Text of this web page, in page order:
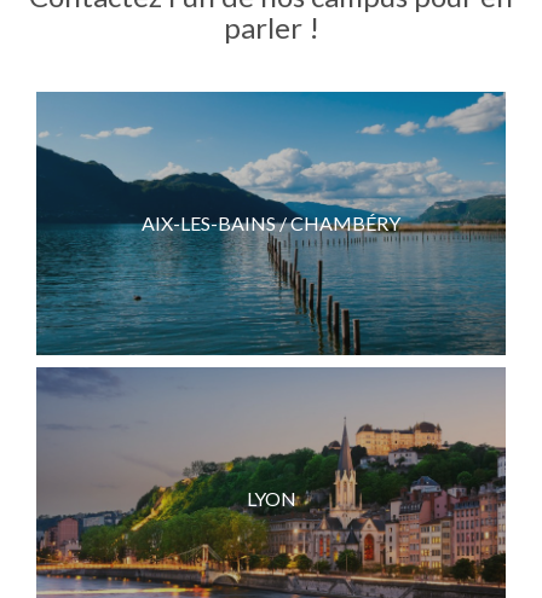
parler !
AIX-LES-BAINS / CHAMBÉRY
LYON